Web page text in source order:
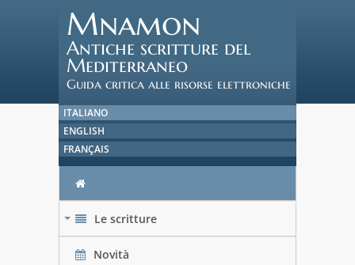
Mnamon
Antiche scritture del
Mediterraneo
Guida critica alle risorse elettroniche
ITALIANO
ENGLISH
FRANÇAIS
Le scritture
Novità